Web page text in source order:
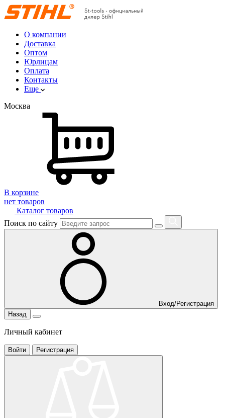
О компании
Доставка
Оптом
Юрлицам
Оплата
Контакты
Еще
Москва
В корзине
нет товаров
Каталог товаров
Поиск по сайту
Вход/Регистрация
Назад
Личный кабинет
Войти Регистрация